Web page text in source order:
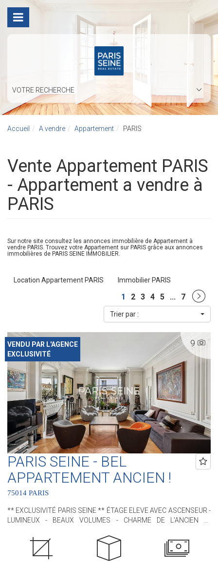
VOTRE RECHERCHE
Accueil A vendre Appartement PARIS
Vente Appartement PARIS
- Appartement a vendre à
PARIS
Sur notre site consultez les annonces immobilière de Appartement à
vendre PARIS. Trouvez votre Appartement sur PARIS grâce aux annonces
immobilières de PARIS SEINE IMMOBILIER.
Location Appartement PARIS Immobilier PARIS
1 2 3 4 5 ... 7
Trier par :
9
VENDU PAR L'AGENCE
EXCLUSIVITÉ
PARIS SEINE - BEL
APPARTEMENT ANCIEN !
75014 PARIS
** EXCLUSIVITÉ PARIS SEINE ** ÉTAGE ELEVE AVEC ASCENSEUR -
LUMINEUX - BEAUX VOLUMES - CHARME DE L'ANCIEN **
et du jardin du Luxembourg, nous avons le plaisir de vous
proposer, ce bel appartement situé au sein d'un immeuble de